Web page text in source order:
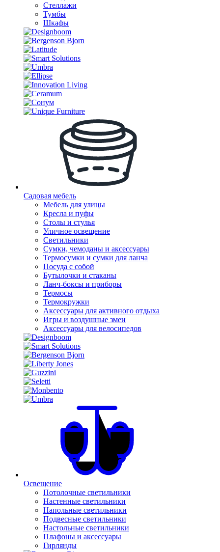
Стеллажи
Тумбы
Шкафы
Садовая мебель
Мебель для улицы
Кресла и пуфы
Столы и стулья
Уличное освещение
Светильники
Сумки, чемоданы и аксессуары
Термосумки и сумки для ланча
Посуда с собой
Бутылочки и стаканы
Ланч-боксы и приборы
Термосы
Термокружки
Аксессуары для активного отдыха
Игры и воздушные змеи
Аксессуары для велосипедов
Освещение
Потолочные светильники
Настенные светильники
Напольные светильники
Подвесные светильники
Настольные светильники
Плафоны и аксессуары
Гирлянды